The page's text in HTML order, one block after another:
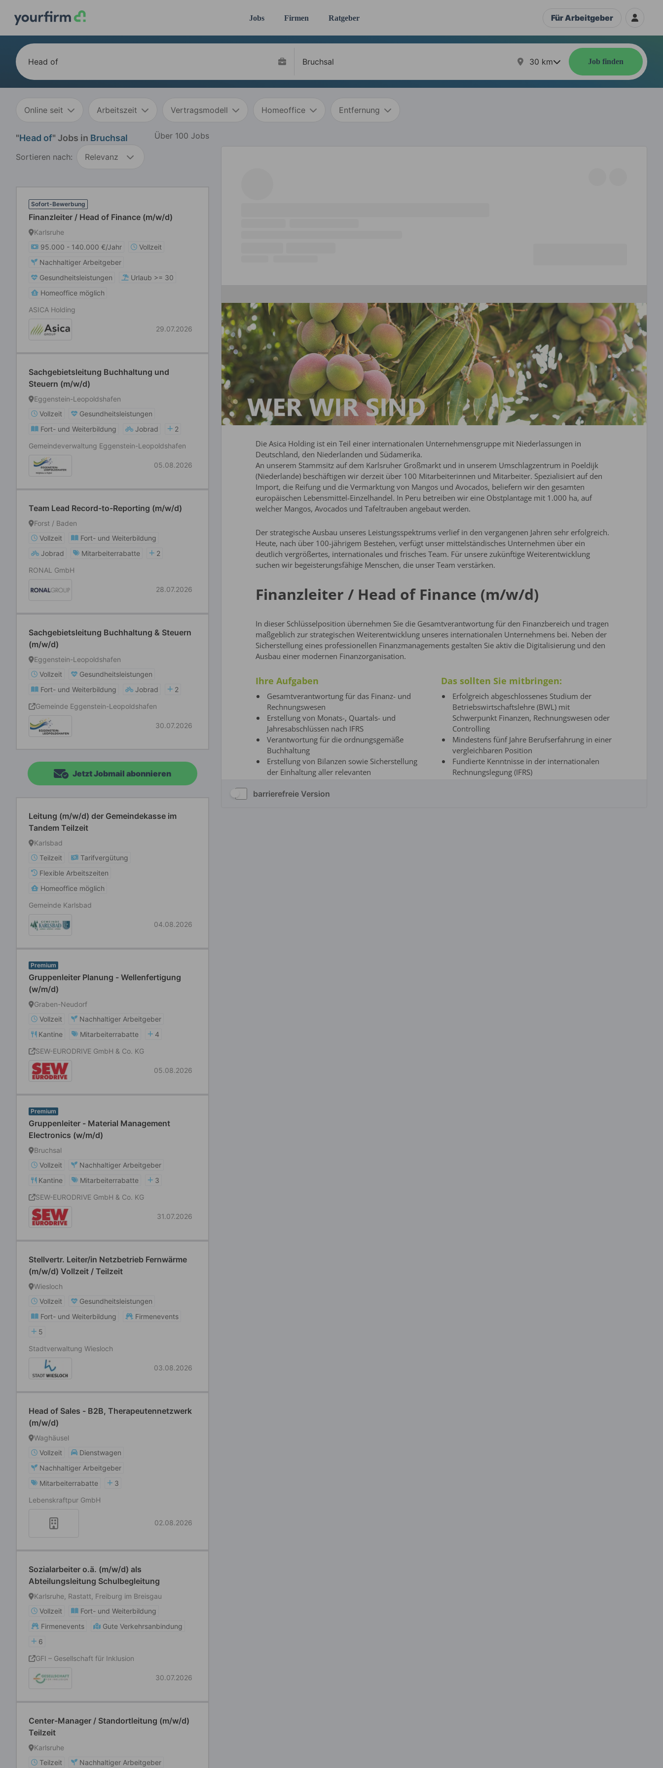
Jobs Firmen Ratgeber Für Arbeitgeber
30 km Job finden
Online seit Arbeitszeit Vertragsmodell Homeoffice Entfernung
"Head of" Jobs in Bruchsal Über 100 Jobs
Sortieren nach: Relevanz
Sofort-Bewerbung
Finanzleiter / Head of Finance (m/w/d)
Karlsruhe
95.000 - 140.000 €/Jahr
Vollzeit
Nachhaltiger Arbeitgeber
Gesundheitsleistungen
Urlaub >= 30
Homeoffice möglich
ASICA Holding
29.07.2026
Sachgebietsleitung Buchhaltung und
Steuern (m/w/d)
Eggenstein-Leopoldshafen
Vollzeit
Gesundheitsleistungen
Fort- und Weiterbildung
Jobrad
2
Gemeindeverwaltung Eggenstein-Leopoldshafen
05.08.2026
Team Lead Record-to-Reporting (m/w/d)
Forst / Baden
Vollzeit
Fort- und Weiterbildung
Jobrad
Mitarbeiterrabatte
2
RONAL GmbH
28.07.2026
Sachgebietsleitung Buchhaltung & Steuern
(m/w/d)
Eggenstein-Leopoldshafen
Vollzeit
Gesundheitsleistungen
Fort- und Weiterbildung
Jobrad
2
Gemeinde Eggenstein-Leopoldshafen
30.07.2026
Jetzt Jobmail abonnieren
Leitung (m/w/d) der Gemeindekasse im
Tandem Teilzeit
Karlsbad
Teilzeit
Tarifvergütung
Flexible Arbeitszeiten
Homeoffice möglich
Gemeinde Karlsbad
04.08.2026
Premium
Gruppenleiter Planung - Wellenfertigung
(w/m/d)
Graben-Neudorf
Vollzeit
Nachhaltiger Arbeitgeber
Kantine
Mitarbeiterrabatte
4
SEW-EURODRIVE GmbH & Co. KG
05.08.2026
Premium
Gruppenleiter - Material Management
Electronics (w/m/d)
Bruchsal
Vollzeit
Nachhaltiger Arbeitgeber
Kantine
Mitarbeiterrabatte
3
SEW-EURODRIVE GmbH & Co. KG
31.07.2026
Stellvertr. Leiter/in Netzbetrieb Fernwärme
(m/w/d) Vollzeit / Teilzeit
Wiesloch
Vollzeit
Gesundheitsleistungen
Fort- und Weiterbildung
Firmenevents
5
Stadtverwaltung Wiesloch
03.08.2026
Head of Sales - B2B, Therapeutennetzwerk
(m/w/d)
Waghäusel
Vollzeit
Dienstwagen
Nachhaltiger Arbeitgeber
Mitarbeiterrabatte
3
Lebenskraftpur GmbH
02.08.2026
Sozialarbeiter o.ä. (m/w/d) als
Abteilungsleitung Schulbegleitung
Karlsruhe, Rastatt, Freiburg im Breisgau
Vollzeit
Fort- und Weiterbildung
Firmenevents
Gute Verkehrsanbindung
6
GFI – Gesellschaft für Inklusion
30.07.2026
Center-Manager / Standortleitung (m/w/d)
Teilzeit
Karlsruhe
Teilzeit
Nachhaltiger Arbeitgeber
barrierefreie Version